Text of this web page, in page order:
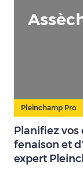
Pleinchamp Pro
Planifiez vos
fenaison et
expert